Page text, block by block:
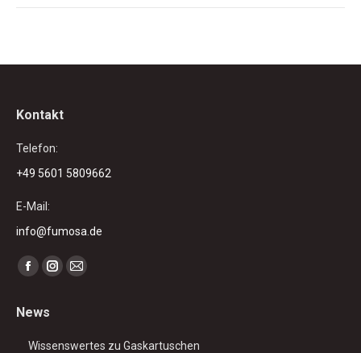
Kontakt
Telefon:
+49 5601 5809662
E-Mail:
info@fumosa.de
Finden Sie uns auf:
Facebook
opens
in
Instagram
E-
News
Wissenswertes zu Gaskartuschen